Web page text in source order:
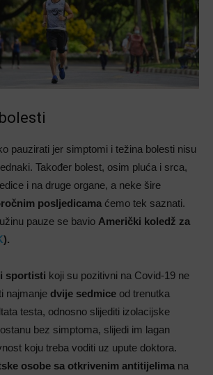
pauzirati jer simptomi i težina bolesti nisu
Također bolest, osim pluća i srca,
i na druge organe, a neke šire
posljedicama ćemo tek saznati.
pauze se bavio Američki koledž za
).
sportisti koji su pozitivni na Covid-19 ne
najmanje dvije sedmice od trenutka
testa, odnosno slijediti izolacijske
bez simptoma, slijedi im lagan
koju treba voditi uz upute doktora.
osobe sa otkrivenim antitijelima na